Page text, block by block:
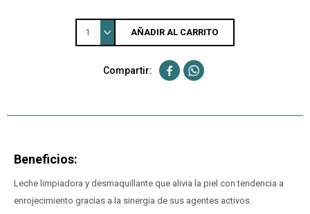
1 AÑADIR AL CARRITO
 
Beneficios:
Leche limpiadora y desmaquillante que alivia la piel con tendencia a
enrojecimiento gracias a la sinergia de sus agentes activos.